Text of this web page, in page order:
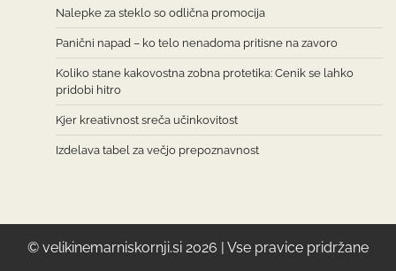
Nalepke za steklo so odlična promocija
Panični napad – ko telo nenadoma pritisne na zavoro
Koliko stane kakovostna zobna protetika: Cenik se lahko
pridobi hitro
Kjer kreativnost sreča učinkovitost
Izdelava tabel za večjo prepoznavnost
© velikinemarniskornji.si 2026 | Vse pravice pridržane